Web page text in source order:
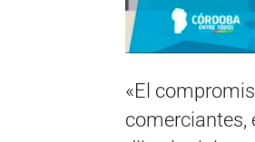
«El
comerciantes,